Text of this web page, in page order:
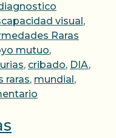
visual ,
Raras
mutuo,
, cribado, DIA,
raras, mundial ,